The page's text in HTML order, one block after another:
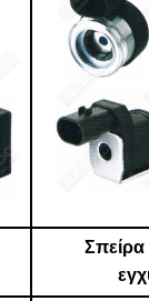
Σπείρα